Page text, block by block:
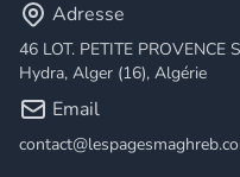
Adresse
46 LOT. PETITE PROVENCE
Hydra, Alger (16), Algérie
Email